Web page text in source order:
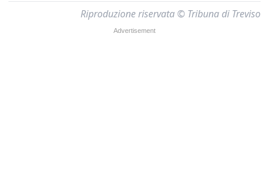
Riproduzione riservata © Tribuna di Treviso